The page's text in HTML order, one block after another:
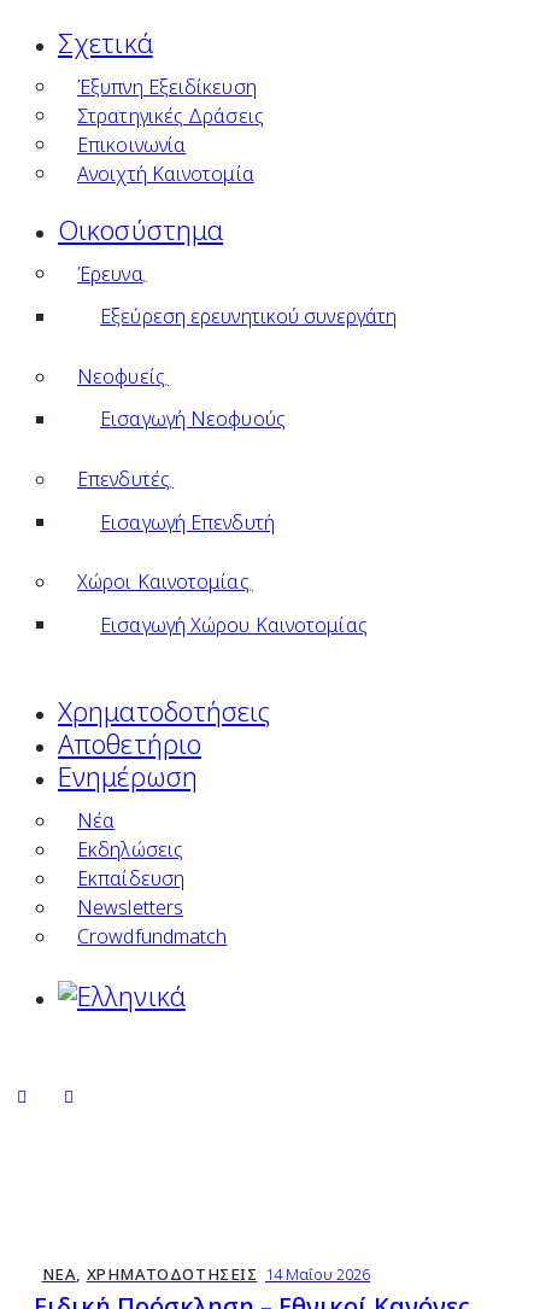
Σχετικά
Έξυπνη Εξειδίκευση
Στρατηγικές Δράσεις
Επικοινωνία
Ανοιχτή Καινοτομία
Οικοσύστημα
Έρευνα
Εξεύρεση ερευνητικού συνεργάτη
Νεοφυείς
Εισαγωγή Νεοφυούς
Επενδυτές
Εισαγωγή Επενδυτή
Χώροι Καινοτομίας
Εισαγωγή Χώρου Καινοτομίας
Χρηματοδοτήσεις
Αποθετήριο
Ενημέρωση
Νέα
Εκδηλώσεις
Εκπαίδευση
Newsletters
Crowdfundmatch
ΝΈΑ, ΧΡΗΜΑΤΟΔΟΤΉΣΕΙΣ 14 Μαΐου 2026